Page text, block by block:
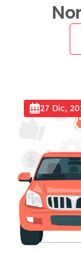
27 Dic,